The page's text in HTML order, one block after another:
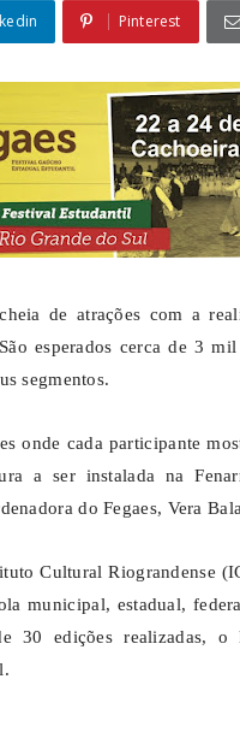
Pinterest
de atrações com a
esperados cerca de 3
segmentos.
onde cada participante
a ser instalada na
do Fegaes, Vera
Cultural Riograndense
municipal, estadual,
30 edições realizadas, o